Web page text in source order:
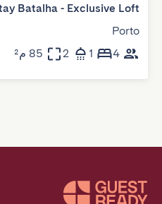
Batalha - Exclusive Loft
Porto
4
1
2 85 م²